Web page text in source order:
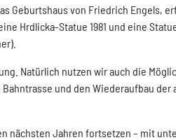
Geburtshaus von Friedrich Engels,
Hrdlicka-Statue 1981 und eine
Natürlich nutzen wir auch die
und den Wiederaufbau der
nächsten Jahren fortsetzen – mit